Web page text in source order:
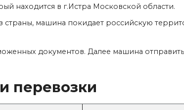
находится в г.Истра Московской области.
машина покидает российскую
документов. Далее машина
перевозки